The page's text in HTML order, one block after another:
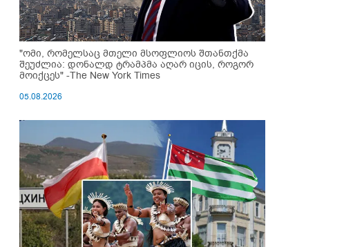
"ომი, რომელსაც მთელი მსოფლიოს შთანთქმა
შეუძლია: დონალდ ტრამპმა აღარ იცის, როგორ
მოიქცეს" -The New York Times
05.08.2026